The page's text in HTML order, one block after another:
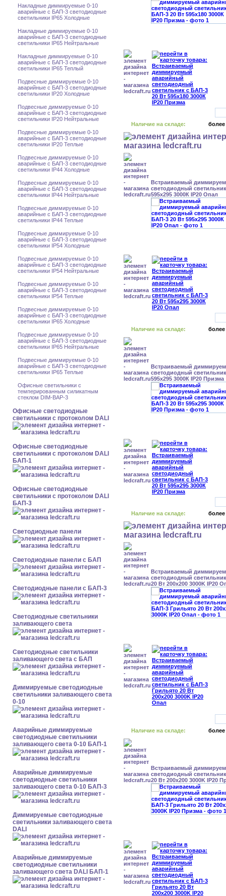
Накладные диммируемые 0-10
аварийные с БАП-3 светодиодные
светильники IP65 Холодные
Накладные диммируемые 0-10
аварийные с БАП-3 светодиодные
светильники IP65 Нейтральные
Накладные диммируемые 0-10
аварийные с БАП-3 светодиодные
светильники IP65 Теплый
Подвесные диммируемые 0-10
аварийные с БАП-3 светодиодные
светильники IP20 Холодные
Подвесные диммируемые 0-10
аварийные с БАП-3 светодиодные
светильники IP20 Нейтральные
Подвесные диммируемые 0-10
аварийные с БАП-3 светодиодные
светильники IP20 Теплые
Подвесные диммируемые 0-10
аварийные с БАП-3 светодиодные
светильники IP44 Холодные
Подвесные диммируемые 0-10
аварийные с БАП-3 светодиодные
светильники IP44 Нейтральные
Подвесные диммируемые 0-10
аварийные с БАП-3 светодиодные
светильники IP44 Теплые
Подвесные диммируемые 0-10
аварийные с БАП-3 светодиодные
светильники IP54 Холодные
Подвесные диммируемые 0-10
аварийные с БАП-3 светодиодные
светильники IP54 Нейтральные
Подвесные диммируемые 0-10
аварийные с БАП-3 светодиодные
светильники IP54 Теплые
Подвесные диммируемые 0-10
аварийные с БАП-3 светодиодные
светильники IP65 Холодные
Подвесные диммируемые 0-10
аварийные с БАП-3 светодиодные
светильники IP65 Нейтральные
Подвесные диммируемые 0-10
аварийные с БАП-3 светодиодные
светильники IP65 Теплые
Офисные светильники с
темперированным силикатным
стеклом DIM-BAP-3
Офисные светодиодные
светильники с протоколом DALI
Офисные светодиодные
светильники с протоколом DALI
БАП-1
Офисные светодиодные
светильники с протоколом DALI
БАП-3
Cветодиодные панели
Cветодиодные панели с БАП
Cветодиодные панели с БАП-3
Светодиодные светильники
заливающего света
Светодиодные светильники
заливающего света с БАП
Диммируемые светодиодные
светильники заливающего света
0-10
Аварийные диммируемые
светодиодные светильники
заливающего света 0-10 БАП-1
Аварийные диммируемые
светодиодные светильники
заливающего света 0-10 БАП-3
Диммируемые светодиодные
светильники заливающего света
DALI
Аварийные диммируемые
светодиодные светильники
заливающего света DALI БАП-1
Наличие на складе: более
Встраиваемый
светодиодный
595x295 3000К IP20 Опал
Наличие на складе: более
Встраиваемый
светодиодный
595x295 3000К IP20 Призма
Наличие на складе: более
Встраиваемый
светодиодный
20 Вт 200x200 3000K IP20
Наличие на складе: более
Встраиваемый
светодиодный
20 Вт 200x200 3000K IP20